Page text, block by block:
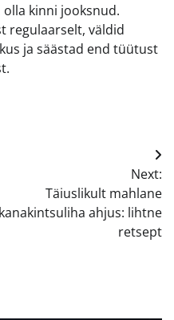
kinni jooksnud.
regulaarselt, väldid
ja säästad end tüütust
Next:
Täiuslikult mahlane
kanakintsuliha ahjus: lihtne
retsept